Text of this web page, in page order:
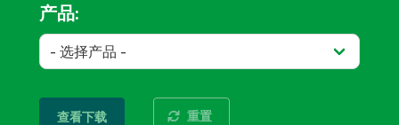
产品:
查看下载 重置